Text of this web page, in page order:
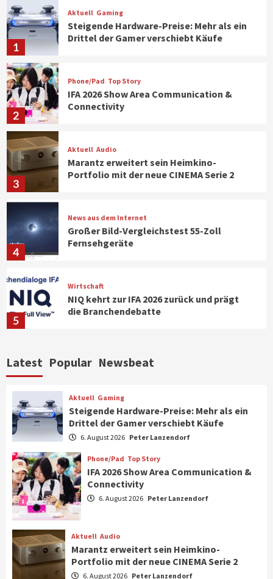
1
Aktuell Gaming
Steigende Hardware-Preise: Mehr als ein
Drittel der Gamer verschiebt Käufe
2
Phone/Pad Top Story
IFA 2026 Show Area Communication &
Connectivity
3
Aktuell Audio
Marantz erweitert sein Heimkino-
Portfolio mit der neue CINEMA Serie 2
4
News aus dem Internet
Großer Bild-Vergleichstest 55-Zoll
Fernsehgeräte
5
Wirtschaft
NIQ kehrt zur IFA 2026 zurück und prägt
die Branchendebatte
6
CHERRY baut Vertriebsteam in
7
Smart Living Top Story
Verbraucher setzen immer mehr auf
1
Aktuell Gaming
Steigende Hardware-Preise: Mehr als ein
Drittel der Gamer verschiebt Käufe
Phone/Pad Top Story
IFA 2026 Show Area Communication &
Latest Popular Newsbeat
Aktuell Gaming
Steigende Hardware-Preise: Mehr als ein
Drittel der Gamer verschiebt Käufe
6. August 2026 Peter Lanzendorf
Phone/Pad Top Story
IFA 2026 Show Area Communication &
Connectivity
6. August 2026 Peter Lanzendorf
Aktuell Audio
Marantz erweitert sein Heimkino-
Portfolio mit der neue CINEMA Serie 2
6. August 2026 Peter Lanzendorf